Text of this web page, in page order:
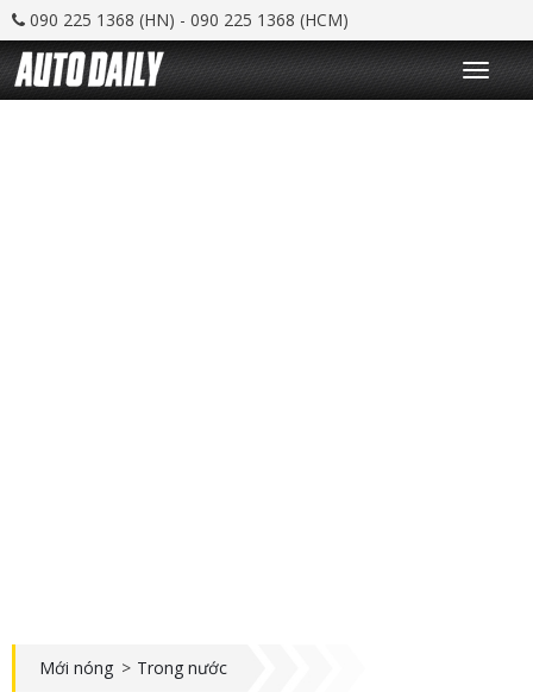
090 225 1368 (HN) - 090 225 1368 (HCM)
T
o
g
Mới nóng > Trong nước